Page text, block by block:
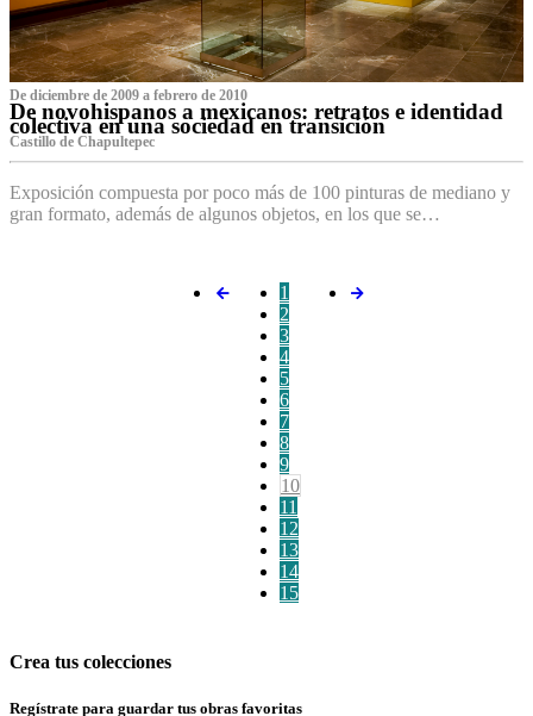
De diciembre de 2009 a febrero de 2010
De novohispanos a mexicanos: retratos e identidad
colectiva en una sociedad en transición
Castillo de Chapultepec
Exposición compuesta por poco más de 100 pinturas de mediano y
gran formato, además de algunos objetos, en los que se…
1
2
3
4
5
6
7
8
9
10
11
12
13
14
15
Crea tus colecciones
Regístrate para guardar tus obras favoritas